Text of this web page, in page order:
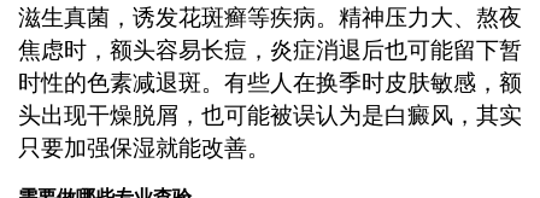
滋生真菌，诱发花斑癣等疾病。精神压力大、熬夜
焦虑时，额头容易长痘，炎症消退后也可能留下暂
时性的色素减退斑。有些人在换季时皮肤敏感，额
头出现干燥脱屑，也可能被误认为是白癜风，其实
只要加强保湿就能改善。